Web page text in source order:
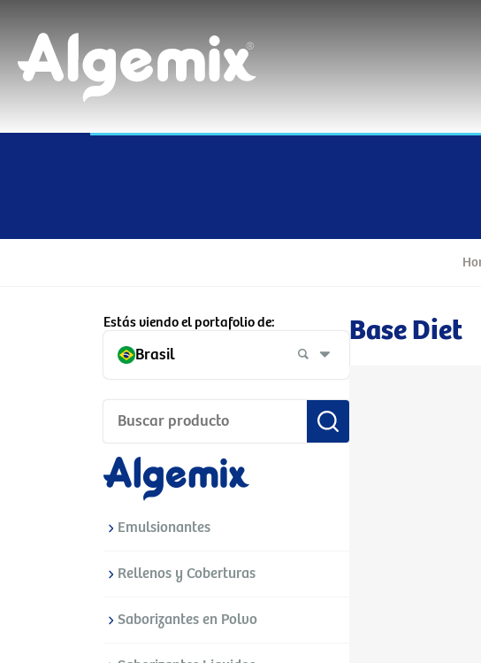
Estás viendo el portafolio de:
Brasil
Emulsionantes
Rellenos y Coberturas
Saborizantes en Polvo
Base Diet